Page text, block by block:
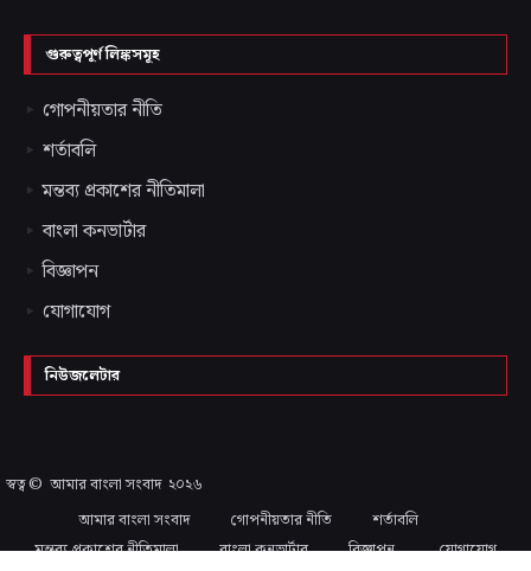
গুরুত্বপূর্ণ লিঙ্কসমূহ
গোপনীয়তার নীতি
শর্তাবলি
মন্তব্য প্রকাশের নীতিমালা
বাংলা কনভার্টার
বিজ্ঞাপন
যোগাযোগ
নিউজলেটার
স্বত্ব © আমার বাংলা সংবাদ২০২৬
আমার বাংলা সংবাদ
গোপনীয়তার নীতি
শর্তাবলি
মন্তব্য প্রকাশের নীতিমালা
বাংলা কনভার্টার বিজ্ঞাপন যোগাযোগ